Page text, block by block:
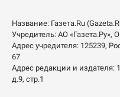
Название: Газета.Ru
Учредитель: АО «Газета.Ру»,
Адрес учредителя: 125239,
67
Адрес редакции и издателя:
д.9, стр.1